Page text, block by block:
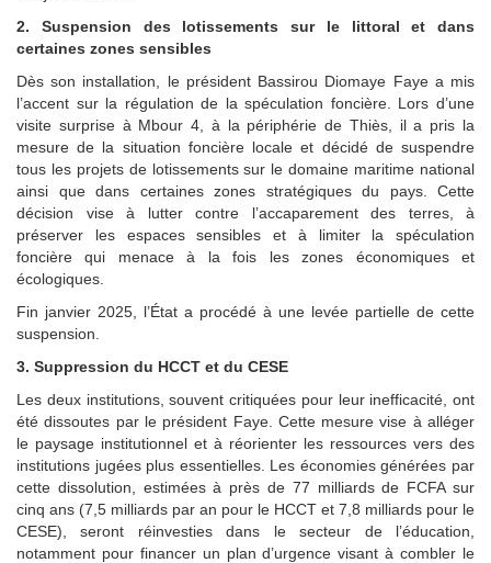
2. Suspension des lotissements sur le littoral et dans
certaines zones sensibles
Dès son installation, le président Bassirou Diomaye Faye a mis
l’accent sur la régulation de la spéculation foncière. Lors d’une
visite surprise à Mbour 4, à la périphérie de Thiès, il a pris la
mesure de la situation foncière locale et décidé de suspendre
tous les projets de lotissements sur le domaine maritime national
ainsi que dans certaines zones stratégiques du pays. Cette
décision vise à lutter contre l’accaparement des terres, à
préserver les espaces sensibles et à limiter la spéculation
foncière qui menace à la fois les zones économiques et
écologiques.
Fin janvier 2025, l’État a procédé à une levée partielle de cette
suspension.
3. Suppression du HCCT et du CESE
Les deux institutions, souvent critiquées pour leur inefficacité, ont
été dissoutes par le président Faye. Cette mesure vise à alléger
le paysage institutionnel et à réorienter les ressources vers des
institutions jugées plus essentielles. Les économies générées par
cette dissolution, estimées à près de 77 milliards de FCFA sur
cinq ans (7,5 milliards par an pour le HCCT et 7,8 milliards pour le
CESE), seront réinvesties dans le secteur de l’éducation,
notamment pour financer un plan d’urgence visant à combler le